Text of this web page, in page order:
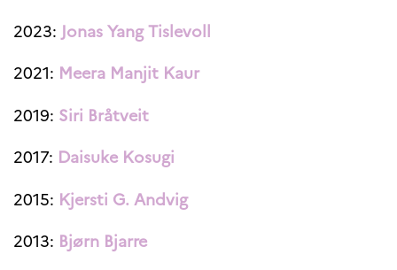
Norway
Science Night
innovation
(CCFN)
Rechercher :
2023: Jonas Yang Tislevoll
2021: Meera Manjit Kaur
2019: Siri Bråtveit
2017: Daisuke Kosugi
2015: Kjersti G. Andvig
2013: Bjørn Bjarre